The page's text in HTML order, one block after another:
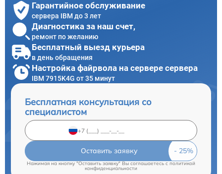
Гарантийное обслуживание
сервера IBM до 3 лет
Диагностика за наш счет,
ремонт по желанию
Бесплатный выезд курьера
в день обращения
Настройка файрвола на сервере сервера
IBM 7915K4G от 35 минут
Бесплатная консультация со
специалистом
Оставить заявку
Нажимая на кнопку "Оставить заявку" Вы соглашаетесь c политикой
конфиденциальности